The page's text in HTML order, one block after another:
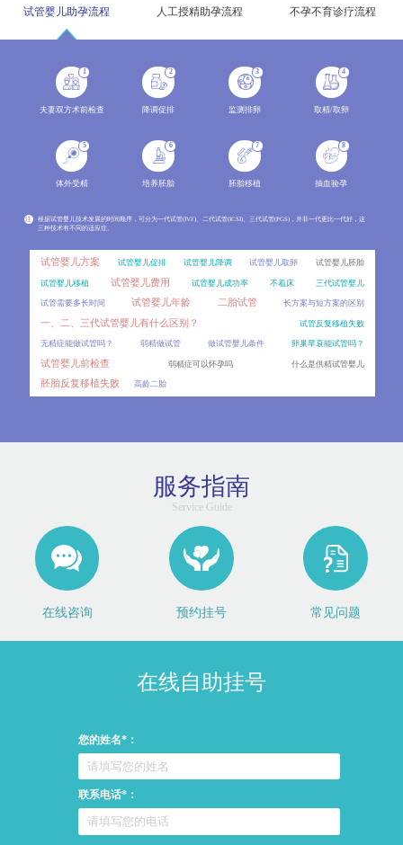
2026-08
06 人工授精和试管婴儿哪个成功率更高？
2026-08
冻胚做第三代试管婴儿PGT，效果会比新鲜囊胚差吗？
移植后出血是宫外孕吗？
2026-08
2026-08
人工授精一个周期做1次和做2次，成功率差别大吗？
很多准备做人工授精的患者都会问，一个周期内到底能做几次操作？周期次数的常规范围、影响因素，同时分
06
2026-08
内膜调理要多久？冻胚移植的时间成本比鲜胚高多少？
试管婴儿助孕流程 人工授精助孕流程 不孕不育诊疗流程
1
夫妻双方术前检查
2
降调促排
3
监测排卵
4
取精/取卵
5
体外受精
6
培养胚胎
7
胚胎移植
8
抽血验孕
注
根据试管婴儿技术发展的时间顺序，可分为一代试管(IVF)、二代试管(ICSI)、三代试管(PGS)，并非一代更比一代好，这
三种技术有不同的适应症。
试管婴儿方案 试管婴儿促排 试管婴儿降调 试管婴儿取卵 试管婴儿胚胎
试管婴儿移植 试管婴儿费用 试管婴儿成功率 不着床 三代试管婴儿
试管需要多长时间 试管婴儿年龄 二胎试管 长方案与短方案的区别
一、二、三代试管婴儿有什么区别？ 试管反复移植失败
无精症能做试管吗？ 弱精做试管 做试管婴儿条件 卵巢早衰能试管吗？
试管婴儿前检查 弱精症可以怀孕吗 什么是供精试管婴儿
胚胎反复移植失败 高龄二胎
服务指南
Service Guide
在线咨询 预约挂号 常见问题
在线自助挂号
您的姓名*：
联系电话*：